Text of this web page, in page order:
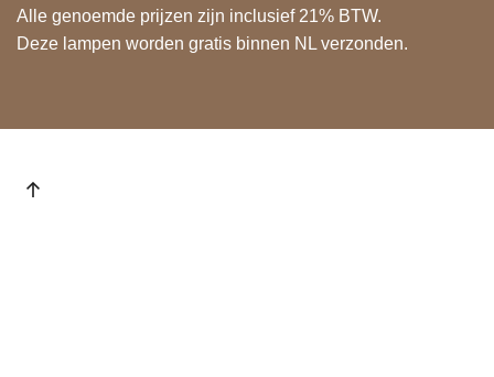
Alle genoemde prijzen zijn inclusief 21% BTW.
Deze lampen worden gratis binnen NL verzonden.